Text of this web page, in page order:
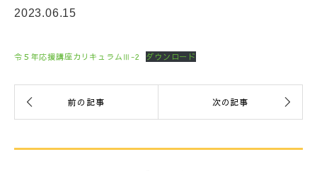
2023.06.15
令５年応援講座カリキュラムⅢ-2 ダウンロード